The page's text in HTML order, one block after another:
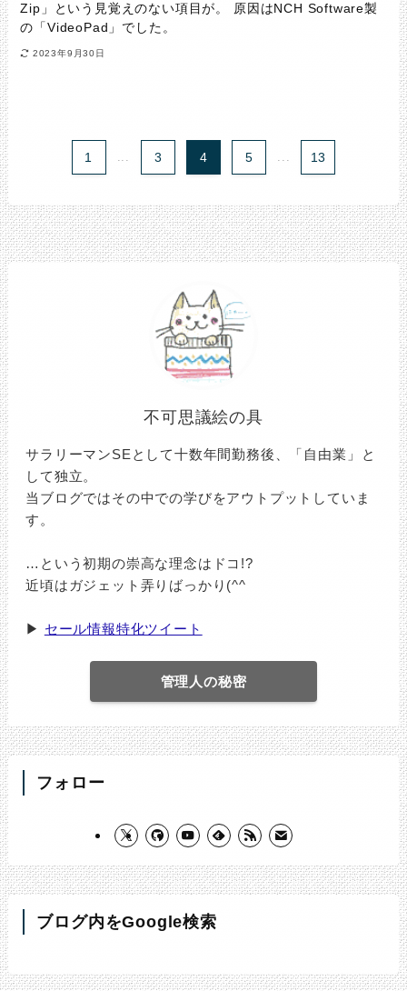
Zip」という見覚えのない項目が。 原因はNCH Software製
の「VideoPad」でした。
2023年9月30日
1 ... 3 4 5 ... 13
不可思議絵の具
サラリーマンSEとして十数年間勤務後、「自由業」と
して独立。
当ブログではその中での学びをアウトプットしていま
す。
…という初期の崇高な理念はドコ!?
近頃はガジェット弄りばっかり(^^ゞ
▶ セール情報特化ツイート
管理人の秘密
フォロー
ブログ内をGoogle検索